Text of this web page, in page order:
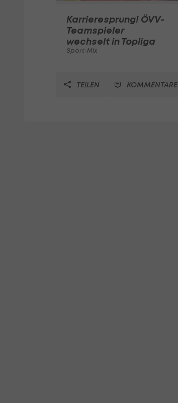
Karrieresprung! ÖVV-
Teamspieler
wechselt in Topliga
Sport-Mix
TEILEN KOMMENTARE